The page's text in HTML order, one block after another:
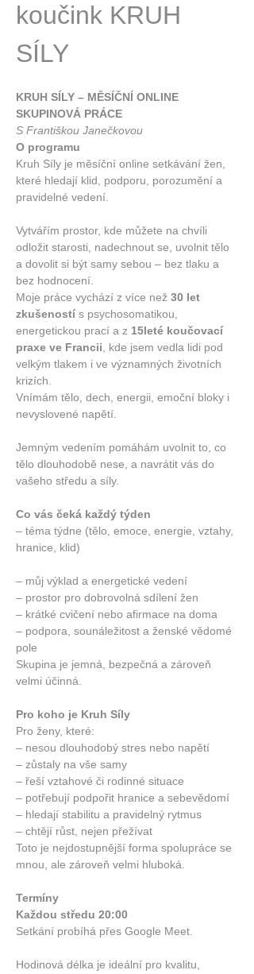
koučink KRUH
SÍLY
KRUH SÍLY – MĚSÍČNÍ ONLINE
SKUPINOVÁ PRÁCE
S Františkou Janečkovou
O programu
Kruh Síly je měsíční online setkávání žen,
které hledají klid, podporu, porozumění a
pravidelné vedení.
Vytvářím prostor, kde můžete na chvíli
odložit starosti, nadechnout se, uvolnit tělo
a dovolit si být samy sebou – bez tlaku a
bez hodnocení.
Moje práce vychází z více než 30 let
zkušeností s psychosomatikou,
energetickou prací a z 15leté koučovací
praxe ve Francii , kde jsem vedla lidi pod
velkým tlakem i ve významných životních
krizích.
Vnímám tělo, dech, energii, emoční bloky i
nevyslovené napětí.
Jemným vedením pomáhám uvolnit to, co
tělo dlouhodobě nese, a navrátit vás do
vašeho středu a síly.
Co vás čeká každý týden
– téma týdne (tělo, emoce, energie, vztahy,
hranice, klid)
– můj výklad a energetické vedení
– prostor pro dobrovolná sdílení žen
– krátké cvičení nebo afirmace na doma
– podpora, sounáležitost a ženské vědomé
pole
Skupina je jemná, bezpečná a zároveň
velmi účinná.
Pro koho je Kruh Síly
Pro ženy, které:
– nesou dlouhodobý stres nebo napětí
– zůstaly na vše samy
– řeší vztahové či rodinné situace
– potřebují podpořit hranice a sebevědomí
– hledají stabilitu a pravidelný rytmus
– chtějí růst, nejen přežívat
Toto je nejdostupnější forma spolupráce se
mnou, ale zároveň velmi hluboká.
Termíny
Každou středu 20:00
Setkání probíhá přes Google Meet.
Hodinová délka je ideální pro kvalitu,